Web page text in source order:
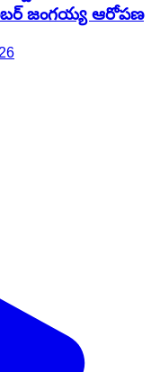
జంగయ్య ఆరోపణ